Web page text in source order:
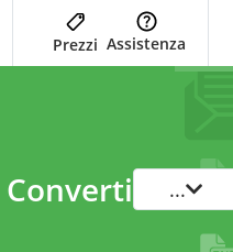
Prezzi Assistenza
Converti ...